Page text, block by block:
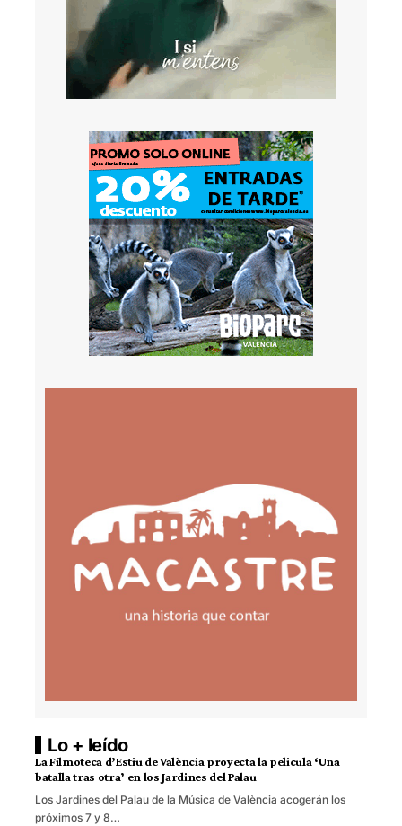
Lo + leído
La Filmoteca d’Estiu de València proyecta la pelicula ‘Una
batalla tras otra’ en los Jardines del Palau
Los Jardines del Palau de la Música de València acogerán los
próximos 7 y 8…